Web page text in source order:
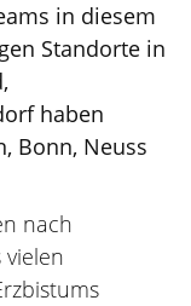
in diesem
Standorte in
haben
Bonn, Neuss
nach